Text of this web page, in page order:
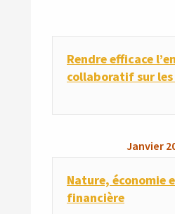
Rendre efficace
collaboratif sur les
Janvier
Nature, économie
financière